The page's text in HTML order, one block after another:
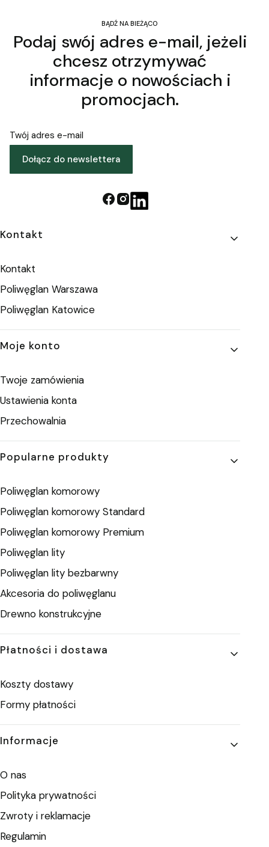
BĄDŹ NA BIEŻĄCO
Podaj swój adres e-mail, jeżeli
chcesz otrzymywać
informacje o nowościach i
promocjach.
Twój adres e-mail
Dołącz do newslettera
Linki w stopce
Kontakt
Kontakt
Poliwęglan Warszawa
Poliwęglan Katowice
Moje konto
Twoje zamówienia
Ustawienia konta
Przechowalnia
Popularne produkty
Poliwęglan komorowy
Poliwęglan komorowy Standard
Poliwęglan komorowy Premium
Poliwęglan lity
Poliwęglan lity bezbarwny
Akcesoria do poliwęglanu
Drewno konstrukcyjne
Płatności i dostawa
Koszty dostawy
Formy płatności
Informacje
O nas
Polityka prywatności
Zwroty i reklamacje
Regulamin